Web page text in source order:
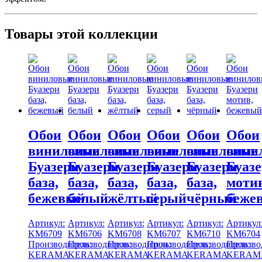
Товары этой коллекции
Обои
виниловые
Буазери
база,
бежевый
Артикул:
KM6709
Производитель:
KERAMA
Обои
виниловые
Буазери
база,
белый
Артикул:
KM6706
Производитель:
KERAMA
Обои
виниловые
Буазери
база,
жёлтый
Артикул:
KM6708
Производитель:
KERAMA
Обои
виниловые
Буазери
база,
серый
Артикул:
KM6707
Производитель:
KERAMA
Обои
виниловые
Буазери
база,
чёрный
Артикул:
KM6710
Производитель:
KERAMA
Обои
KM6704